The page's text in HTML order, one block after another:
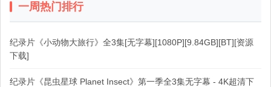
一周热门排行
纪录片《小动物大旅行》全3集[无字幕][1080P][9.84GB][BT][资源
下载]
纪录片《昆虫星球 Planet Insect》第一季全3集无字幕 - 4K超清下